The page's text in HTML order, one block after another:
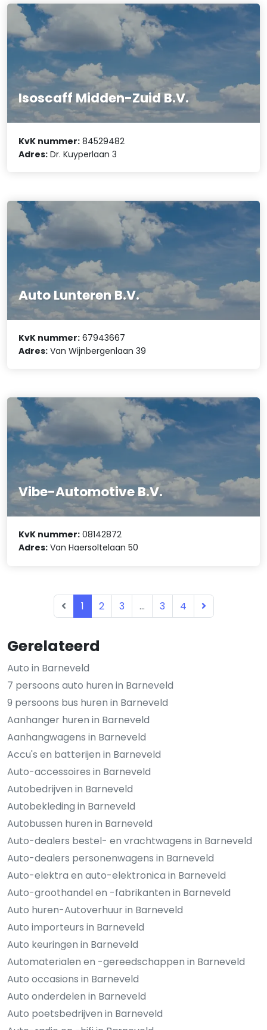
Gerelateerd
Auto in Barneveld
7 persoons auto huren in Barneveld
9 persoons bus huren in Barneveld
Aanhanger huren in Barneveld
Aanhangwagens in Barneveld
Accu's en batterijen in Barneveld
Auto-accessoires in Barneveld
Autobedrijven in Barneveld
Autobekleding in Barneveld
Autobussen huren in Barneveld
Auto-dealers bestel- en vrachtwagens in Barneveld
Auto-dealers personenwagens in Barneveld
Auto-elektra en auto-elektronica in Barneveld
Auto-groothandel en -fabrikanten in Barneveld
Auto huren-Autoverhuur in Barneveld
Auto importeurs in Barneveld
Auto keuringen in Barneveld
Automaterialen en -gereedschappen in Barneveld
Auto occasions in Barneveld
Auto onderdelen in Barneveld
Auto poetsbedrijven in Barneveld
Isoscaff Midden-Zuid B.V.
KvK nummer: 84529482
Adres: Dr. Kuyperlaan 3
Auto Lunteren B.V.
KvK nummer: 67943667
Adres: Van Wijnbergenlaan 39
Vibe-Automotive B.V.
KvK nummer: 08142872
Adres: Van Haersoltelaan 50
1 2 3 ... 3 4